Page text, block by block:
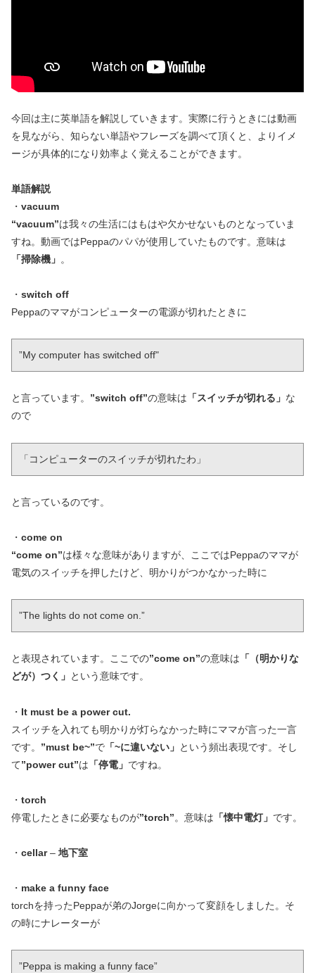
今回は主に英単語を解説していきます。実際に行うときには動画
を見ながら、知らない単語やフレーズを調べて頂くと、よりイメ
ージが具体的になり効率よく覚えることができます。
単語解説
・ vacuum
“vacuum”は我々の生活にはもはや欠かせないものとなっていま
すね。動画ではPeppaのパパが使用していたものです。意味は
「掃除機」 。
・ switch off
Peppaのママがコンピューターの電源が切れたときに
”My computer has switched off"
と言っています。 ”switch off”の意味は 「スイッチが切れる」 な
ので
「コンピューターのスイッチが切れたわ」
と言っているのです。
・ come on
“come on”は様々な意味がありますが、ここではPeppaのママが
電気のスイッチを押したけど、明かりがつかなかった時に
”The lights do not come on.”
と表現されています。ここでの”come on”の意味は 「（明かりな
どが）つく」 という意味です。
・ It must be a power cut.
スイッチを入れても明かりが灯らなかった時にママが言った一言
です。 ”must be~”で 「~に違いない」 という頻出表現です。そし
て”power cut”は 「停電」 ですね。
・ torch
停電したときに必要なものが”torch”。意味は 「懐中電灯」 です。
・ cellar– 地下室
・ make a funny face
torchを持ったPeppaが弟のJorgeに向かって変顔をしました。そ
の時にナレーターが
”Peppa is making a funny face”